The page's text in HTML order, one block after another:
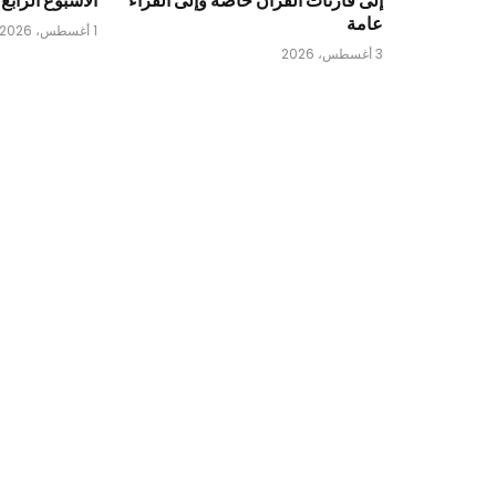
عامة
3 أغسطس، 2026
1 أغسطس، 2026